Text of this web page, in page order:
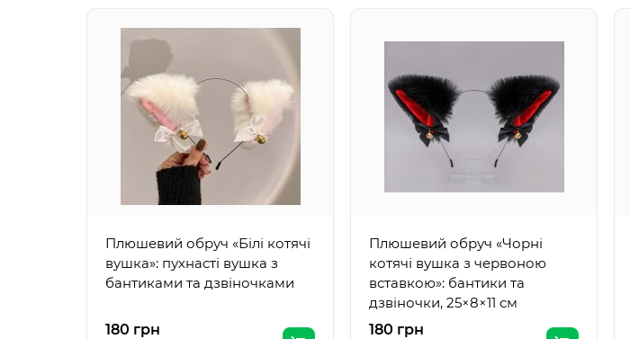
Плюшевий обруч «Білі котячі
вушка»: пухнасті вушка з
бантиками та дзвіночками
180 грн
Плюшевий обруч «Чорні
котячі вушка з червоною
вставкою»: бантики та
дзвіночки, 25×8×11 см
180 грн